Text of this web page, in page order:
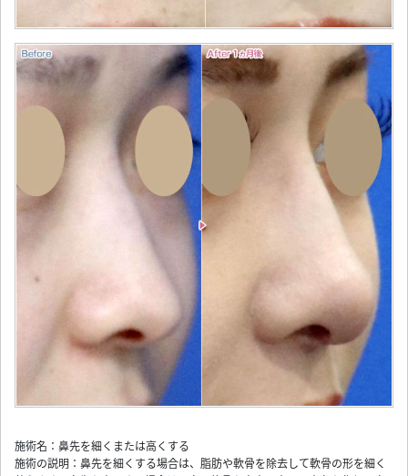
施術名：鼻先を細くまたは高くする
施術の説明：鼻先を細くする場合は、脂肪や軟骨を除去して軟骨の形を細く